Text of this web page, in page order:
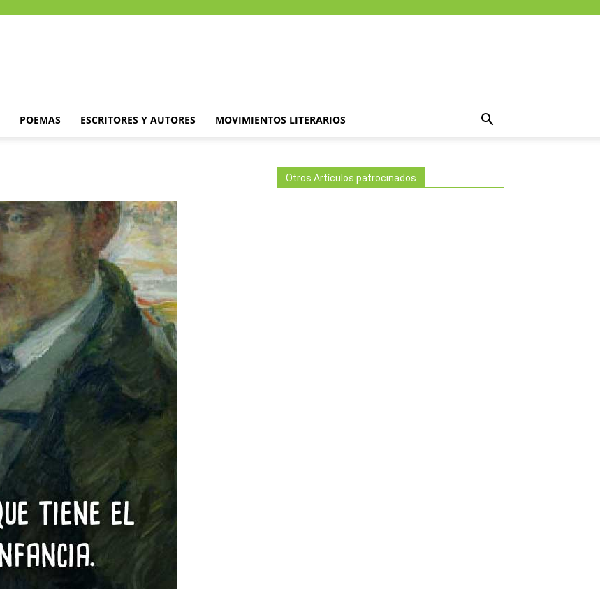
POEMAS ESCRITORES Y AUTORES MOVIMIENTOS LITERARIOS
Otros Artículos patrocinados